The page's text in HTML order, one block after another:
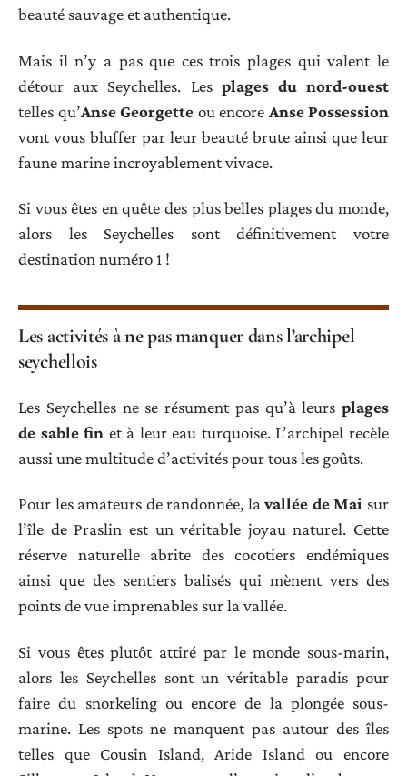
beauté sauvage et authentique.
Mais il n’y a pas que ces trois plages qui valent le
détour aux Seychelles. Les plages du nord-ouest
telles qu’Anse Georgette ou encore Anse Possession
vont vous bluffer par leur beauté brute ainsi que leur
faune marine incroyablement vivace.
Si vous êtes en quête des plus belles plages du monde,
alors les Seychelles sont définitivement votre
destination numéro 1 !
Les activités à ne pas manquer dans l’archipel
seychellois
Les Seychelles ne se résument pas qu’à leurs plages
de sable fin et à leur eau turquoise. L’archipel recèle
aussi une multitude d’activités pour tous les goûts.
Pour les amateurs de randonnée, lavallée de Mai sur
l’île de Praslin est un véritable joyau naturel. Cette
réserve naturelle abrite des cocotiers endémiques
ainsi que des sentiers balisés qui mènent vers des
points de vue imprenables sur la vallée.
Si vous êtes plutôt attiré par le monde sous-marin,
alors les Seychelles sont un véritable paradis pour
faire du snorkeling ou encore de la plongée sous-
marine. Les spots ne manquent pas autour des îles
telles que Cousin Island, Aride Island ou encore